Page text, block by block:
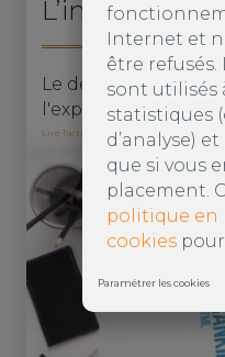
L’importance
Le design de votre
l'expérience
Lire l'article >
Internet et
être refusés.
sont utilisés
statistiques
d’analyse)
que si vous
placement.
politique en
cookiespour
Paramétrer les cookies